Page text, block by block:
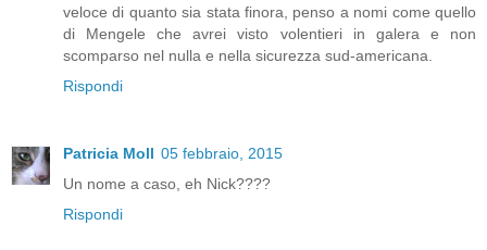
veloce di quanto sia stata finora, penso a nomi come quello
di Mengele che avrei visto volentieri in galera e non
scomparso nel nulla e nella sicurezza sud-americana.
Rispondi
Patricia Moll 05 febbraio, 2015
Un nome a caso, eh Nick????
Rispondi